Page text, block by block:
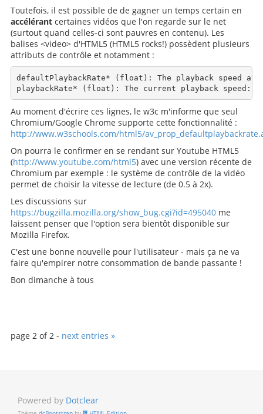
Toutefois, il est possible de de gagner un temps certain en
accélérantcertaines vidéos que l'on regarde sur le net
(surtout quand celles-ci sont pauvres en contenu). Les
balises <video> d'HTML5 (HTML5 rocks!) possèdent plusieurs
attributs de contrôle et notamment :
defaultPlaybackRate* (float): The playback speed at
Au moment d'écrire ces lignes, le w3c m'informe que seul
Chromium/Google Chrome supporte cette fonctionnalité :
http://www.w3schools.com/html5/
On pourra le confirmer en se rendant sur Youtube HTML5
(http://www.youtube.com/html5) avec une version récente de
Chromium par exemple : le système de contrôle de la vidéo
permet de choisir la vitesse de lecture (de 0.5 à 2x).
Les discussions sur
https://bugzilla.mozilla.org/show_bug.cgi?id=495040me
laissent penser que l'option sera bientôt disponible sur
Mozilla Firefox.
C'est une bonne nouvelle pour l'utilisateur - mais ça ne va
faire qu'empirer notre consommation de bande passante !
Bon dimanche à tous
page 2 of 2 - next entries »
Powered by Dotclear